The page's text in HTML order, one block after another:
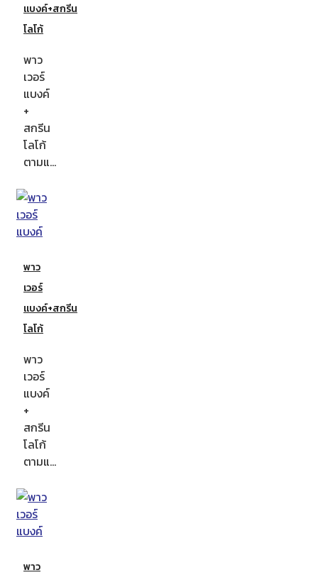
แบงค์+สกรีน
โลโก้
พาว
เวอร์
แบงค์
+
สกรีน
โลโก้
ตามแ…
พาว
เวอร์
แบงค์+สกรีน
โลโก้
พาว
เวอร์
แบงค์
+
สกรีน
โลโก้
ตามแ…
พาว